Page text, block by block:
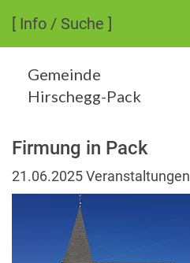
[ Info / Suche ]
Gemeinde
Hirschegg-Pack
Firmung in Pack
21.06.2025Veranstaltungen